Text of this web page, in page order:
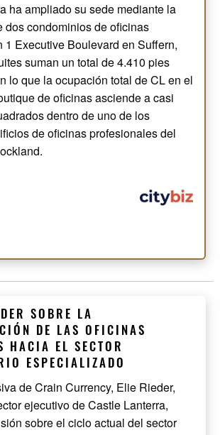
ha ampliado su sede mediante la
dos condominios de oficinas
1 Executive Boulevard en Suffern,
suman un total de 4.410 pies
lo que la ocupación total de CL en el
de oficinas asciende a casi
dentro de uno de los
de oficinas profesionales del
SOBRE LA
DE LAS OFICINAS
HACIA EL SECTOR
ESPECIALIZADO
de Crain Currency, Elie Rieder,
ejecutivo de Castle Lanterra,
sobre el ciclo actual del sector